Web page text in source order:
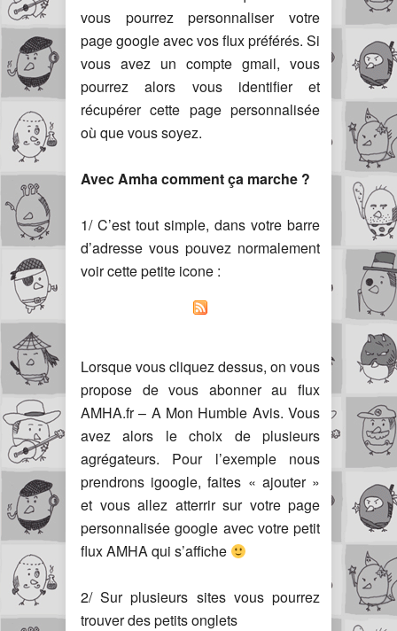
vous pourrez personnaliser votre
page google avec vos flux préférés. Si
vous avez un compte gmail, vous
pourrez alors vous identifier et
récupérer cette page personnalisée
où que vous soyez.
Avec Amha comment ça marche ?
1/ C’est tout simple, dans votre barre
d’adresse vous pouvez normalement
voir cette petite icone :
Lorsque vous cliquez dessus, on vous
propose de vous abonner au flux
AMHA.fr – A Mon Humble Avis. Vous
avez alors le choix de plusieurs
agrégateurs. Pour l’exemple nous
prendrons igoogle, faites « ajouter »
et vous allez atterrir sur votre page
personnalisée google avec votre petit
flux AMHA qui s’affiche
2/ Sur plusieurs sites vous pourrez
trouver des petits onglets